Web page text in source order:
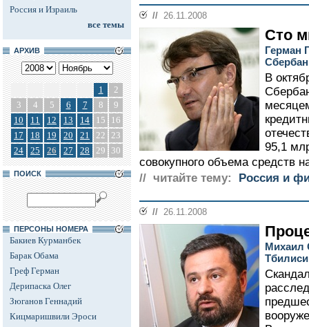
Россия и Израиль
все темы
АРХИВ
1
2
3
4 5 6 7 8
9
10
11 12 13 14 15
16
17
18 19 20 21 22 23
24
25 26 27 28 29 30
ПОИСК
ПЕРСОНЫ НОМЕРА
Бакиев Курманбек
Барак Обама
Греф Герман
Дерипаска Олег
Зюганов Геннадий
Кицмаришвили Эроси
// 26.11.2008
Сто
Герман
В
95,1
совокупного объема средств
// читайте тему:
Россия и
// 26.11.2008
Михаил